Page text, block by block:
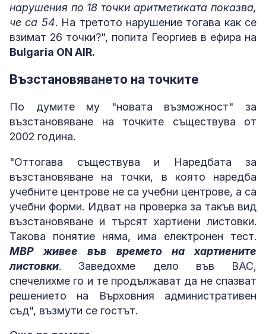
нарушения по 18 точки аритметиката показва,
че са 54. На третото нарушение тогава как се
взимат 26 точки?", попита Георгиев в ефира на
Bulgaria ON AIR.
Възстановяването на точките
По думите му "новата възможност" за
възстановяване на точките съществува от
2002 година.
"Оттогава съществува и Наредбата за
възстановяване на точки, в която наредба
учебните центрове не са учебни центрове, а са
учебни форми. Идват на проверка за такъв вид
възстановяване и търсят хартиени листовки.
Такова понятие няма, има електронен тест.
МВР живее във времето на хартиените
листовки. Заведохме дело във ВАС,
спечелихме го и те продължават да не спазват
решението на Върховния административен
съд", възмути се гостът.